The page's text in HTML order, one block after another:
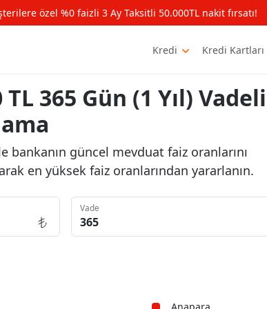
özel %0 faizli 3 Ay Taksitli 50.000TL nakit fırsatı!
Kredi Kredi Kartları
365 Gün (1 Yıl) Vadeli
bankanın güncel mevduat faiz oranlarını
en yüksek faiz oranlarından yararlanın.
Vade